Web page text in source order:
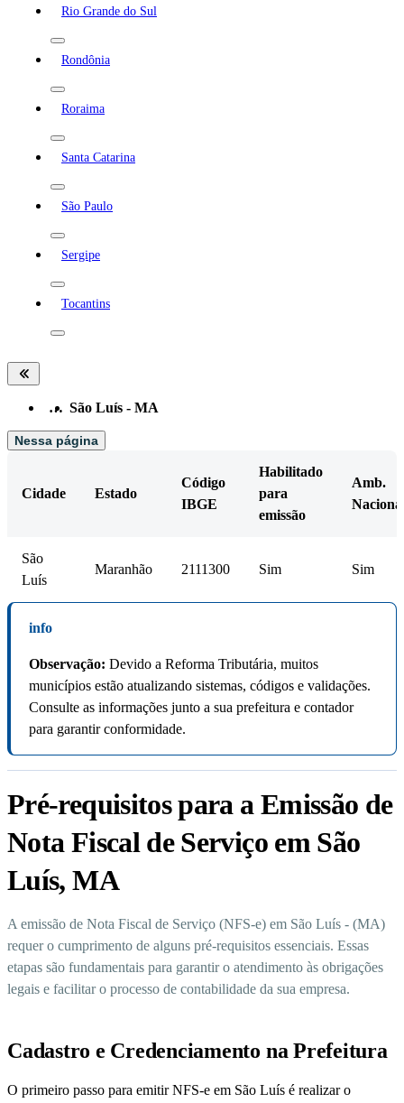
Rio Grande do Sul
Rondônia
Roraima
Santa Catarina
São Paulo
Sergipe
Tocantins
… São Luís - MA
Nessa página
Cidade Estado
Código
IBGE
Habilitado
para
emissão
Amb.
São
Luís
Maranhão 2111300 Sim Sim
info
Observação: Devido a Reforma Tributária, muitos
municípios estão atualizando sistemas, códigos e validações.
Consulte as informações junto a sua prefeitura e contador
para garantir conformidade.
Pré-requisitos para a Emissão de
Nota Fiscal de Serviço em São
Luís, MA
A emissão de Nota Fiscal de Serviço (NFS-e) em São Luís - (MA)
requer o cumprimento de alguns pré-requisitos essenciais. Essas
etapas são fundamentais para garantir o atendimento às obrigações
legais e facilitar o processo de contabilidade da sua empresa.
Cadastro e Credenciamento na Prefeitura
O primeiro passo para emitir NFS-e em São Luís é realizar o